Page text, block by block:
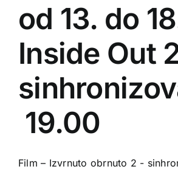
od 13. do
Inside Out
19.00
Film – Izvrnuto obrnuto 2 -